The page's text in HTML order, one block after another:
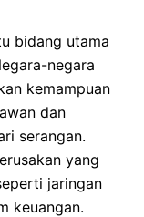
bidang utama
negara
kemampuan
dan
serangan.
yang
jaringan
keuangan.